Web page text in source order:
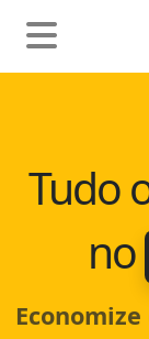
Tudo
no